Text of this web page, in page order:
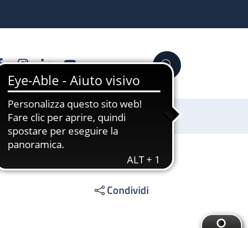
FacebookInstagram
LinkedinYouTube Cerca
Sostienici
Condividi